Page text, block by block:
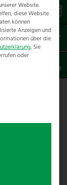
im Bad
Website.
diese Website
können
Anzeigen und
über die
. Sie
oder
für die eine